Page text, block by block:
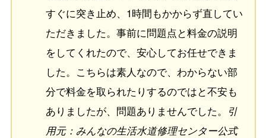
すぐに突き止め、1時間もかからず直してい
ただきました。事前に問題点と料金の説明
をしてくれたので、安心してお任せできま
した。こちらは素人なので、わからない部
分で料金を取られたりするのではと不安も
ありましたが、問題ありませんでした。
引
用元：みんなの生活水道修理センター公式